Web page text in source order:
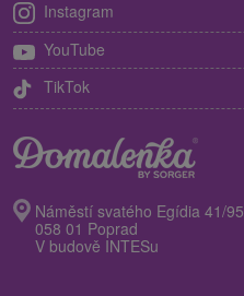
Instagram
YouTube
TikTok
Náměstí svatého Egídia 41/95
058 01 Poprad
V budově INTESu